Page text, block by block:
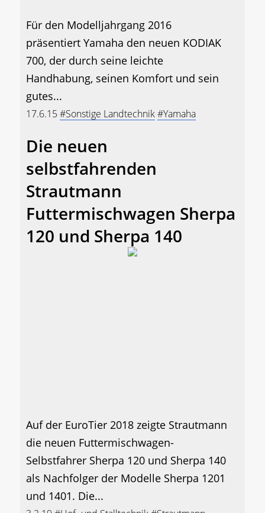
Für den Modelljahrgang 2016
präsentiert Yamaha den neuen KODIAK
700, der durch seine leichte
Handhabung, seinen Komfort und sein
gutes...
17.6.15#Sonstige Landtechnik#Yamaha
Die neuen
selbstfahrenden
Strautmann
Futtermischwagen Sherpa
120 und Sherpa 140
Auf der EuroTier 2018 zeigte Strautmann
die neuen Futtermischwagen-
Selbstfahrer Sherpa 120 und Sherpa 140
als Nachfolger der Modelle Sherpa 1201
und 1401. Die...